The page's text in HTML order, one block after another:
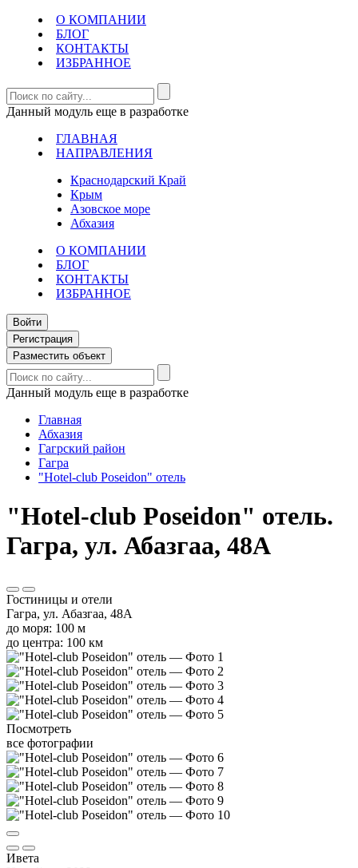
О КОМПАНИИ
БЛОГ
КОНТАКТЫ
ИЗБРАННОЕ
Данный модуль еще в разработке
ГЛАВНАЯ
НАПРАВЛЕНИЯ
Краснодарский Край
Крым
Азовское море
Абхазия
О КОМПАНИИ
БЛОГ
КОНТАКТЫ
ИЗБРАННОЕ
Войти
Регистрация
Разместить объект
Данный модуль еще в разработке
Главная
Абхазия
Гагрский район
Гагра
"Hotel-club Poseidon" отель
"Hotel-club Poseidon" отель.
Гагра, ул. Абазгаа, 48А
Гостиницы и отели
Гагра, ул. Абазгаа, 48А
до моря: 100 м
до центра: 100 км
Посмотреть
все фотографии
Ивета